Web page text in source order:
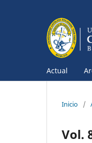
Actual
Inicio /
Vol.